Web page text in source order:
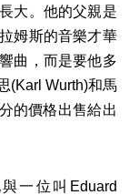
大。他的父親是
姆斯的音樂才華
曲，而是要他多
(Karl Wurth)和馬
的價格出售給出
一位叫Eduard